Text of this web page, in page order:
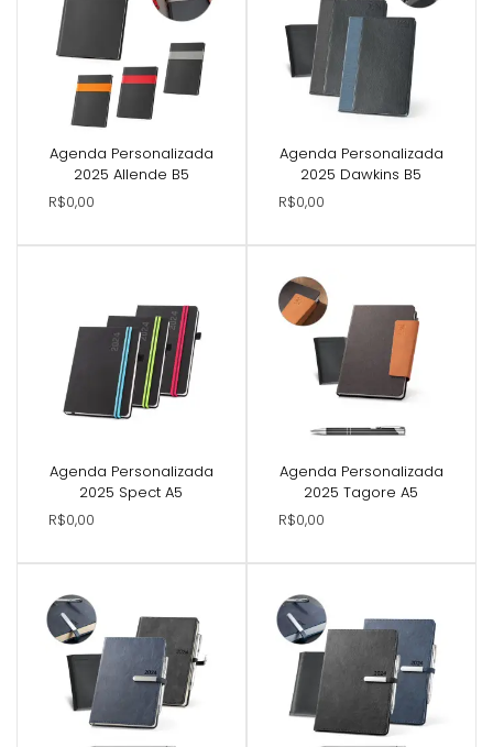
Agenda Personalizada
2025 Allende B5
R$0,00
Agenda Personalizada
2025 Dawkins B5
R$0,00
Agenda Personalizada
2025 Spect A5
R$0,00
Agenda Personalizada
2025 Tagore A5
R$0,00